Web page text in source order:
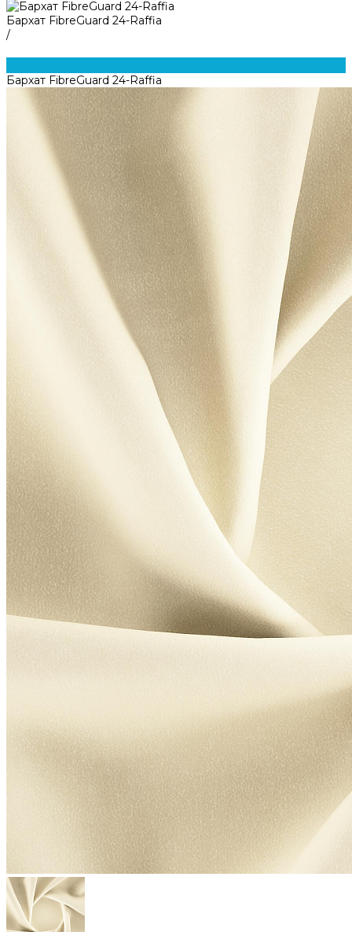
Бархат FibreGuard 24-Raffia
/
Бархат FibreGuard 24-Raffia